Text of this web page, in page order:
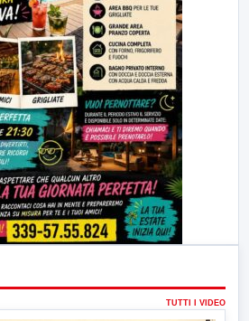
TUTTI I VIDEO